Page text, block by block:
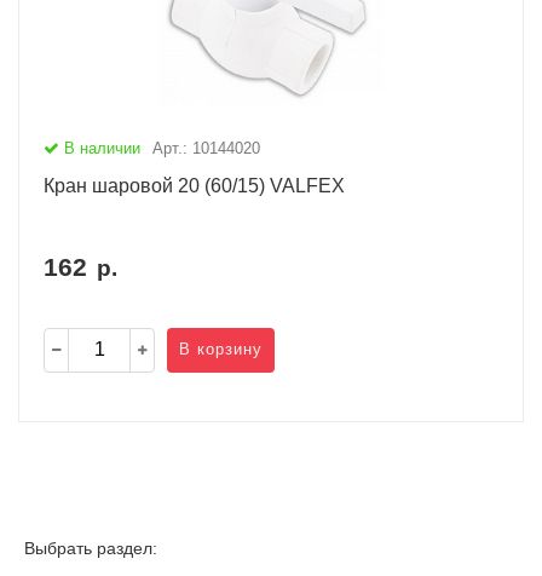
В наличии Арт.: 10144020
Кран шаровой 20 (60/15) VALFEX
162 р.
В корзину
Выбрать раздел: